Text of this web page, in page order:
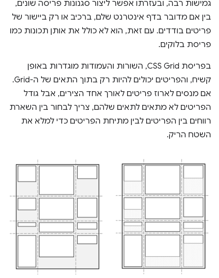
גמישות רבה, ובעזרתו אפשר ליצור סגנונות פריסה שונים,
בין אם מדובר בדף אינטרנט שלם, ברכיב או רק ביישור של
פריטים בודדים. עם זאת, הוא לא כולל את אותן תכונות כמו
פריסת בלוקים.
בפריסת CSS Grid, השורות והעמודות מוגדרות באופן
קשיח, והפריטים יכולים להיות רק בתוך התאים של ה-Grid.
אם מנסים לארוז פריטים לאורך אחד הצירים, אבל גודל
הפריטים לא מתאים לתאים שלהם, צריך לבחור בין השארת
רווחים בין הפריטים לבין מתיחת הפריטים כדי למלא את
השטח הריק.